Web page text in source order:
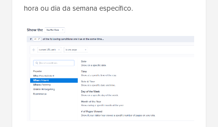
hora ou dia da semana específico.